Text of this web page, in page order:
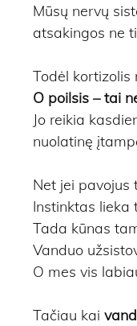
Mūsų nervų
atsakingos ne
Todėl kortizolis
O poilsis – tai
Jo reikia
nuolatinę
Net jei pavojus
Instinktas lieka
Tada kūnas
Vanduo
O mes vis
Tačiau kai